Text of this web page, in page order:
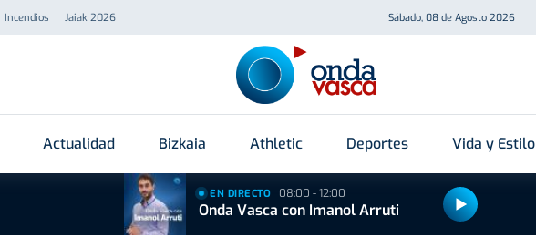
Incendios Jaiak 2026 Sábado, 08 de Agosto 2026
Actualidad Bizkaia Athletic Deportes Vida y Estilo
EN DIRECTO 08:00 - 12:00
Onda Vasca con Imanol Arruti